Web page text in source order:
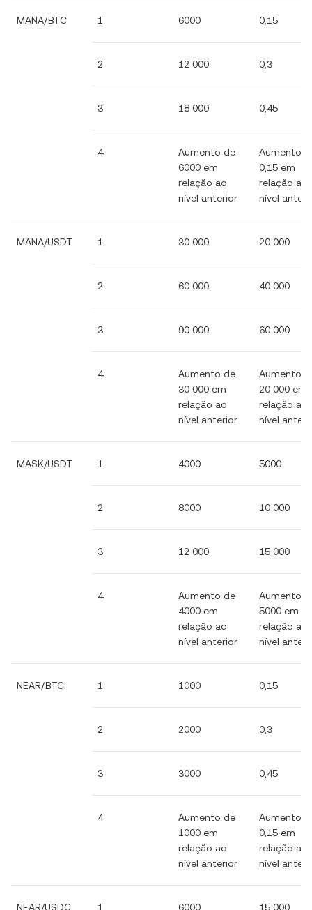
MANA/BTC 1 6000 0,15
2 12 000 0,3
3 18 000 0,45
4
Aumento de
6000 em
relação ao
nível anterior
Aumento
0,15 em
relação ao
nível
MANA/USDT 1 30 000 20 000
2 60 000 40 000
3 90 000 60 000
4
Aumento de
30 000 em
relação ao
nível anterior
Aumento
20 000 em
relação ao
nível
MASK/USDT 1 4000 5000
2 8000 10 000
3 12 000 15 000
4
Aumento de
4000 em
relação ao
nível anterior
Aumento
5000 em
relação ao
nível
NEAR/BTC 1 1000 0,15
2 2000 0,3
3 3000 0,45
4
Aumento de
1000 em
relação ao
nível anterior
Aumento
0,15 em
relação ao
nível
NEAR/USDC 1 6000 15 000